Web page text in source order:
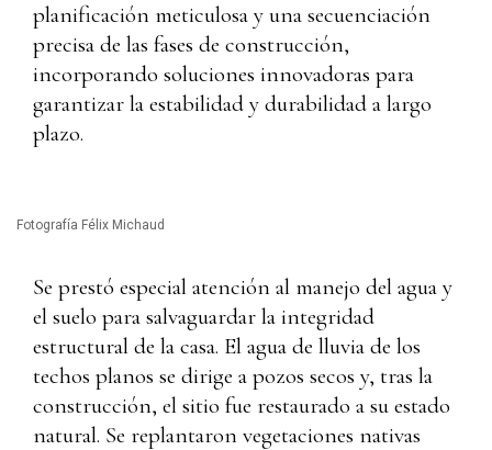
planificación meticulosa y una secuenciación
precisa de las fases de construcción,
incorporando soluciones innovadoras para
garantizar la estabilidad y durabilidad a largo
plazo.
Fotografía Félix Michaud
Se prestó especial atención al manejo del agua y
el suelo para salvaguardar la integridad
estructural de la casa. El agua de lluvia de los
techos planos se dirige a pozos secos y, tras la
construcción, el sitio fue restaurado a su estado
natural. Se replantaron vegetaciones nativas